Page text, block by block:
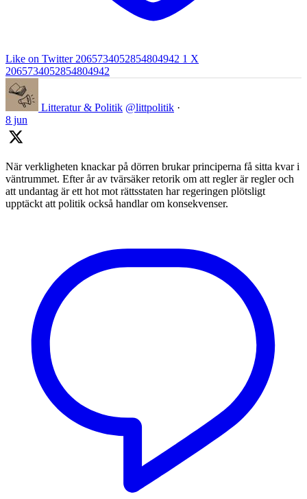
Like on Twitter 2065734052854804942 1 X
2065734052854804942
Litteratur & Politik @littpolitik ·
8 jun
När verkligheten knackar på dörren brukar principerna få sitta kvar i
väntrummet. Efter år av tvärsäker retorik om att regler är regler och
att undantag är ett hot mot rättsstaten har regeringen plötsligt
upptäckt att politik också handlar om konsekvenser.